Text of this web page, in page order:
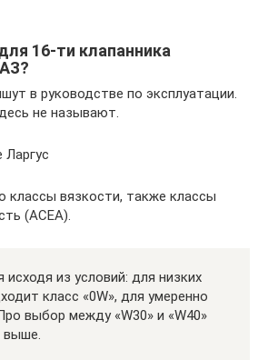
16-ти клапанника
в руководстве по эксплуатации.
не называют.
классы вязкости, также классы
(ACEA).
из условий: для низких
класс «0W», для умеренно
выбор между «W30» и «W40»
выше.